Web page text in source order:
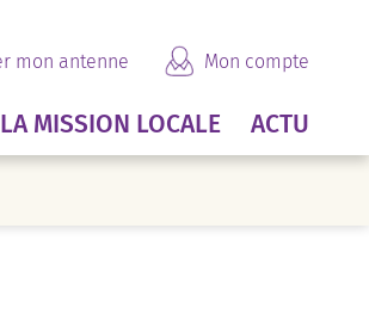
mon antenne Mon compte
LA MISSION LOCALE ACTU